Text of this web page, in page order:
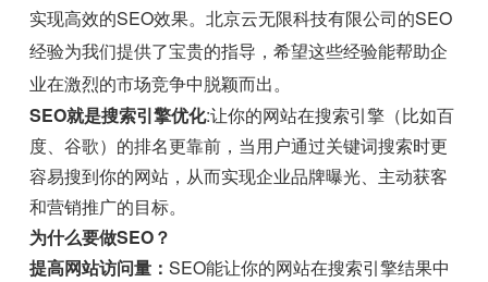
实现高效的SEO效果。北京云无限科技有限公司的SEO
经验为我们提供了宝贵的指导，希望这些经验能帮助企
业在激烈的市场竞争中脱颖而出。
SEO就是搜索引擎优化:让你的网站在搜索引擎（比如百
度、谷歌）的排名更靠前，当用户通过关键词搜索时更
容易搜到你的网站，从而实现企业品牌曝光、主动获客
和营销推广的目标。
为什么要做SEO？
提高网站访问量：SEO能让你的网站在搜索引擎结果中